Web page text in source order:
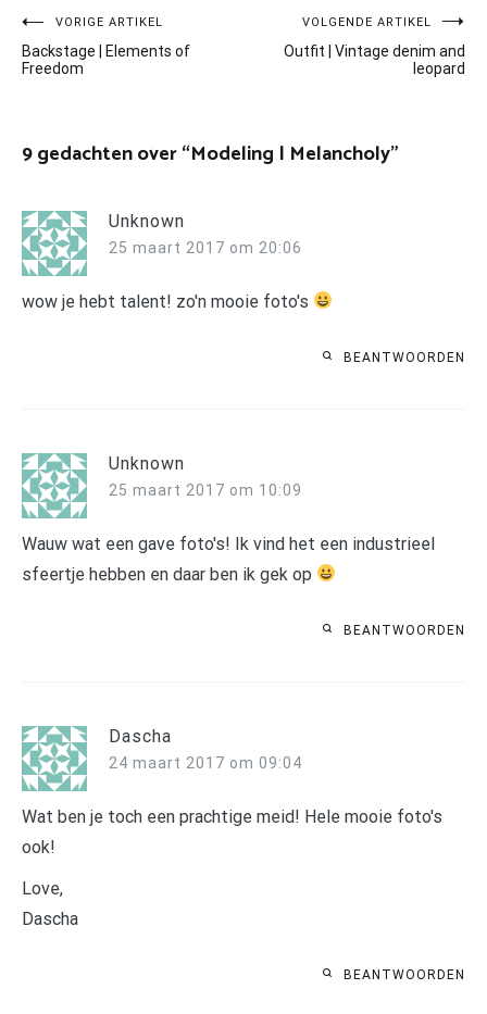
Bericht
navigatie
VORIGE ARTIKEL
Backstage | Elements of
Freedom
VOLGENDE ARTIKEL
Outfit | Vintage denim and
leopard
9 gedachten over “Modeling | Melancholy”
Unknown
25 maart 2017 om 20:06
wow je hebt talent! zo'n mooie foto's
BEANTWOORDEN
Unknown
25 maart 2017 om 10:09
Wauw wat een gave foto's! Ik vind het een industrieel
sfeertje hebben en daar ben ik gek op
BEANTWOORDEN
Dascha
24 maart 2017 om 09:04
Wat ben je toch een prachtige meid! Hele mooie foto's
ook!
Love,
Dascha
BEANTWOORDEN